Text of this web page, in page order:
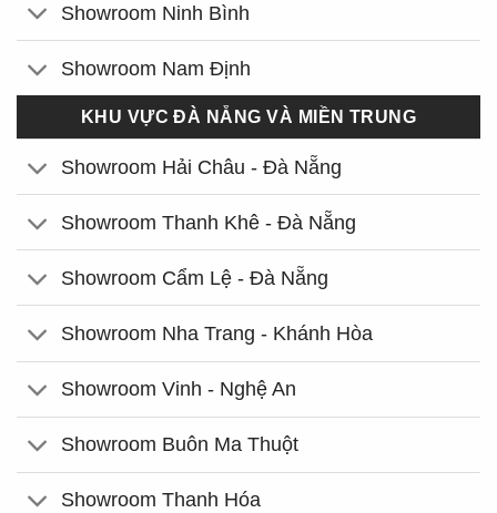
Showroom Ninh Bình
Showroom Nam Định
KHU VỰC ĐÀ NẴNG VÀ MIỀN TRUNG
Showroom Hải Châu - Đà Nẵng
Showroom Thanh Khê - Đà Nẵng
Showroom Cẩm Lệ - Đà Nẵng
Showroom Nha Trang - Khánh Hòa
Showroom Vinh - Nghệ An
Showroom Buôn Ma Thuột
Showroom Thanh Hóa